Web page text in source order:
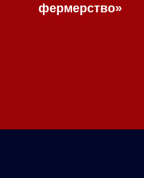
фермерство»